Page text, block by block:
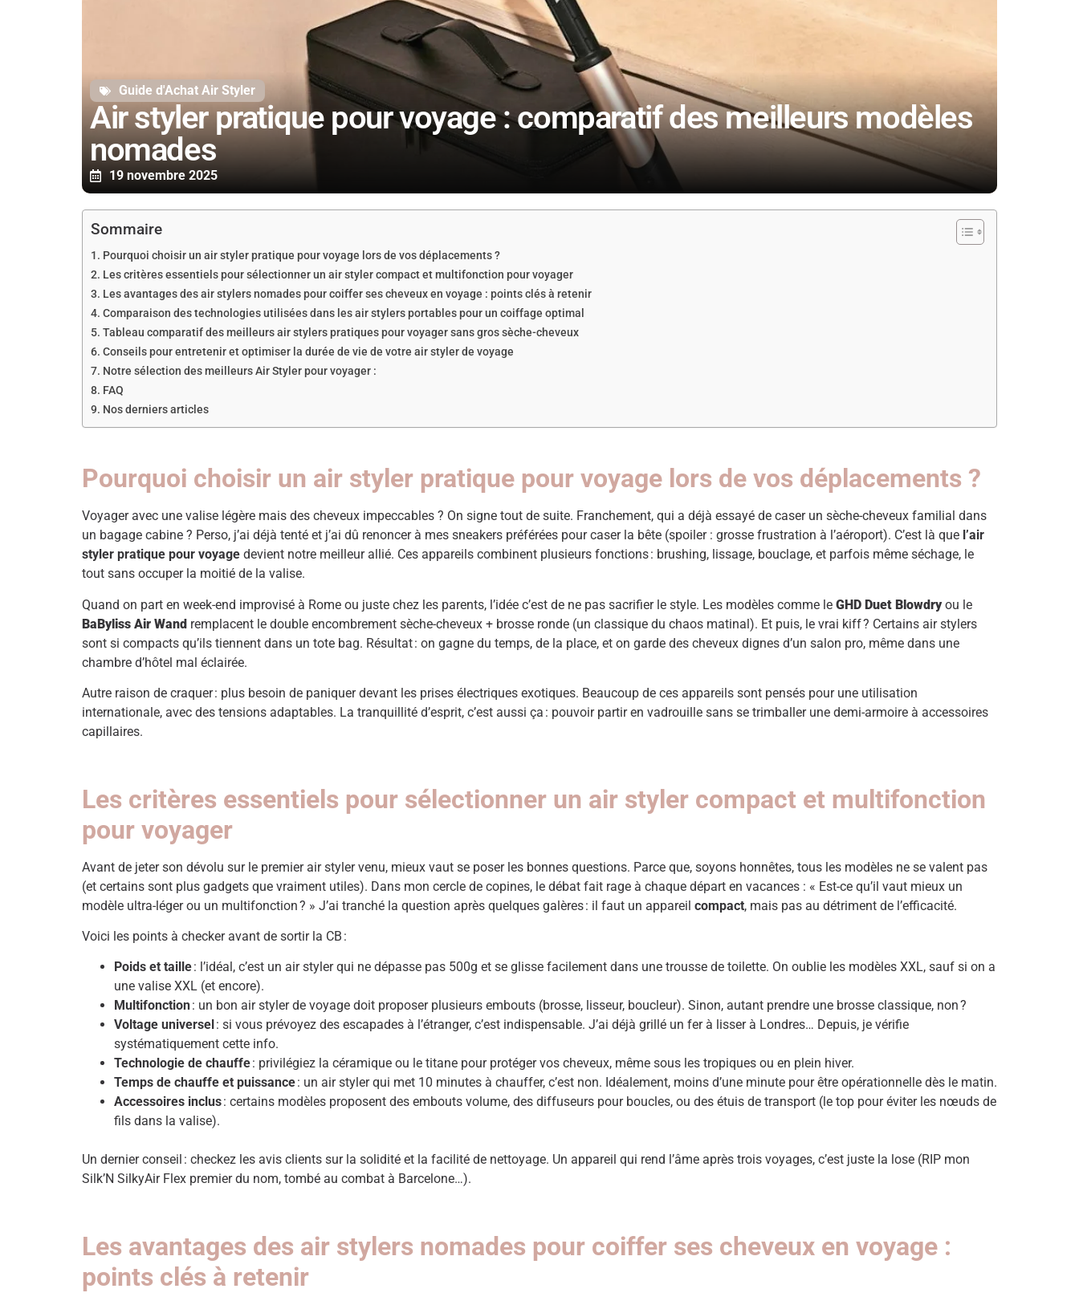
Guide d'Achat Air Styler
Air styler pratique pour voyage : comparatif des meilleurs modèles
nomades
19 novembre 2025
Sommaire
Pourquoi choisir un air styler pratique pour voyage lors de vos déplacements ?
Les critères essentiels pour sélectionner un air styler compact et multifonction pour voyager
Les avantages des air stylers nomades pour coiffer ses cheveux en voyage : points clés à retenir
Comparaison des technologies utilisées dans les air stylers portables pour un coiffage optimal
Tableau comparatif des meilleurs air stylers pratiques pour voyager sans gros sèche-cheveux
Conseils pour entretenir et optimiser la durée de vie de votre air styler de voyage
Notre sélection des meilleurs Air Styler pour voyager :
FAQ
Nos derniers articles
Pourquoi choisir un air styler pratique pour voyage lors de vos déplacements ?
Voyager avec une valise légère mais des cheveux impeccables ? On signe tout de suite. Franchement, qui a déjà essayé de caser un sèche-cheveux familial dans
un bagage cabine ? Perso, j’ai déjà tenté et j’ai dû renoncer à mes sneakers préférées pour caser la bête (spoiler : grosse frustration à l’aéroport). C’est là que l’air
styler pratique pour voyage devient notre meilleur allié. Ces appareils combinent plusieurs fonctions : brushing, lissage, bouclage, et parfois même séchage, le
tout sans occuper la moitié de la valise.
Quand on part en week-end improvisé à Rome ou juste chez les parents, l’idée c’est de ne pas sacrifier le style. Les modèles comme le GHD Duet Blowdryou le
BaByliss Air Wand remplacent le double encombrement sèche-cheveux + brosse ronde (un classique du chaos matinal). Et puis, le vrai kiff ? Certains air stylers
sont si compacts qu’ils tiennent dans un tote bag. Résultat : on gagne du temps, de la place, et on garde des cheveux dignes d’un salon pro, même dans une
chambre d’hôtel mal éclairée.
Autre raison de craquer : plus besoin de paniquer devant les prises électriques exotiques. Beaucoup de ces appareils sont pensés pour une utilisation
internationale, avec des tensions adaptables. La tranquillité d’esprit, c’est aussi ça : pouvoir partir en vadrouille sans se trimballer une demi-armoire à accessoires
capillaires.
Les critères essentiels pour sélectionner un air styler compact et multifonction
pour voyager
Avant de jeter son dévolu sur le premier air styler venu, mieux vaut se poser les bonnes questions. Parce que, soyons honnêtes, tous les modèles ne se valent pas
(et certains sont plus gadgets que vraiment utiles). Dans mon cercle de copines, le débat fait rage à chaque départ en vacances : « Est-ce qu’il vaut mieux un
modèle ultra-léger ou un multifonction ? » J’ai tranché la question après quelques galères : il faut un appareil compact, mais pas au détriment de l’efficacité.
Voici les points à checker avant de sortir la CB :
Poids et taille: l’idéal, c’est un air styler qui ne dépasse pas 500g et se glisse facilement dans une trousse de toilette. On oublie les modèles XXL, sauf si on a
une valise XXL (et encore).
Multifonction: un bon air styler de voyage doit proposer plusieurs embouts (brosse, lisseur, boucleur). Sinon, autant prendre une brosse classique, non ?
Voltage universel : si vous prévoyez des escapades à l’étranger, c’est indispensable. J’ai déjà grillé un fer à lisser à Londres… Depuis, je vérifie
systématiquement cette info.
Technologie de chauffe: privilégiez la céramique ou le titane pour protéger vos cheveux, même sous les tropiques ou en plein hiver.
Temps de chauffe et puissance: un air styler qui met 10 minutes à chauffer, c’est non. Idéalement, moins d’une minute pour être opérationnelle dès le matin.
Accessoires inclus: certains modèles proposent des embouts volume, des diffuseurs pour boucles, ou des étuis de transport (le top pour éviter les nœuds de
fils dans la valise).
Un dernier conseil : checkez les avis clients sur la solidité et la facilité de nettoyage. Un appareil qui rend l’âme après trois voyages, c’est juste la lose (RIP mon
Silk’N SilkyAir Flex premier du nom, tombé au combat à Barcelone…).
Les avantages des air stylers nomades pour coiffer ses cheveux en voyage :
points clés à retenir